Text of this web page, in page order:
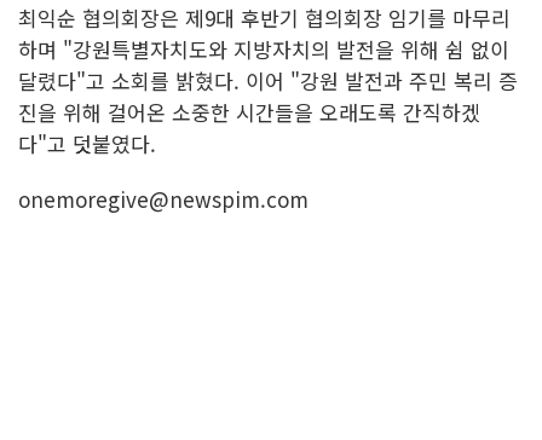
최익순 협의회장은 제9대 후반기 협의회장 임기를 마무리
하며 "강원특별자치도와 지방자치의 발전을 위해 쉼 없이
달렸다"고 소회를 밝혔다. 이어 "강원 발전과 주민 복리 증
진을 위해 걸어온 소중한 시간들을 오래도록 간직하겠
다"고 덧붙였다.
onemoregive@newspim.com